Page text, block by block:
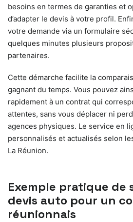
besoins en termes de garanties et
d’adapter le devis à votre profil.
votre demande via un formulaire
quelques minutes plusieurs
partenaires.
Cette démarche facilite la
gagnant du temps. Vous pouvez
rapidement à un contrat qui
attentes, sans vous déplacer ni
agences physiques. Le service en
personnalisés et actualisés selon
La Réunion.
Exemple pratique de
devis auto pour un
réunionnais